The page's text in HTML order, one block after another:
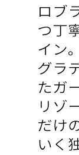
ロブ
つ丁
イン。
グラ
たガ
リゾ
だけ
いく